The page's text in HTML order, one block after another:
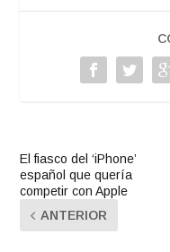
El fiasco del ‘iPhone’
español que quería
competir con Apple
ANTERIOR